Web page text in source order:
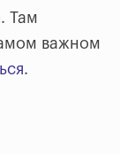
Там
важном
.